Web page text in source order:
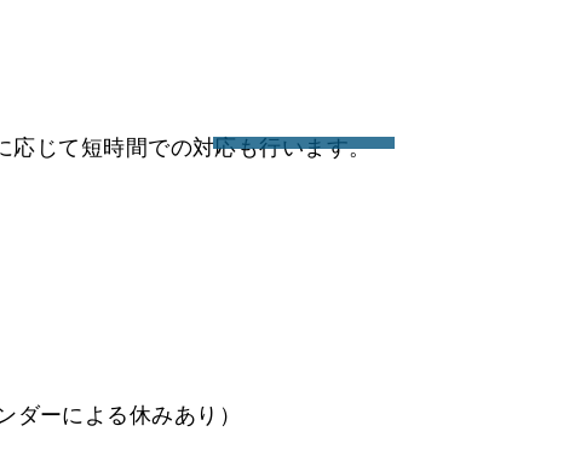
じて短時間での対応も行います。
ダーによる休みあり）